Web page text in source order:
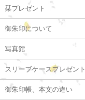
栞プレゼント
御朱印について
写真館
スリーブケースプレゼント
御朱印帳、本文の違い